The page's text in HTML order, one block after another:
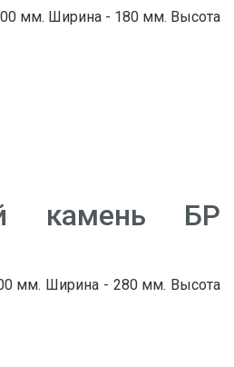
мм. Ширина - 180 мм. Высота
камень БР
мм. Ширина - 280 мм. Высота